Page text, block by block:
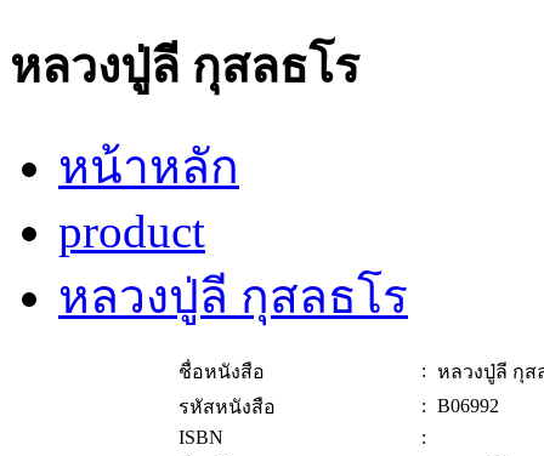
หลวงปู่ลี กุสลธโร
หน้าหลัก
product
หลวงปู่ลี กุสลธโร
ชื่อหนังสือ : หลวงปู่ลี กุส
รหัสหนังสือ
: B06992
ISBN
: